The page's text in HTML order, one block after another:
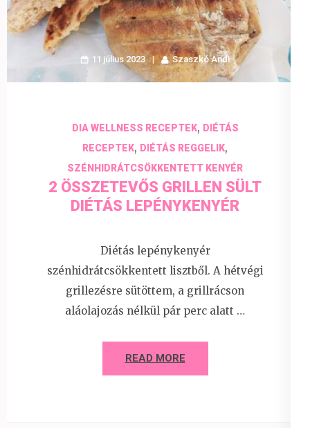
11 július 2023 Szaszkó Andi
DIA WELLNESS RECEPTEK, DIÉTÁS
RECEPTEK, DIÉTÁS REGGELIK,
SZÉNHIDRÁTCSÖKKENTETT KENYÉR
2 ÖSSZETEVŐS GRILLEN SÜLT
DIÉTÁS LEPÉNYKENYÉR
Diétás lepénykenyér
szénhidrátcsökkentett lisztből. A hétvégi
grillezésre sütöttem, a grillrácson
aláolajozás nélkül pár perc alatt …
READ MORE